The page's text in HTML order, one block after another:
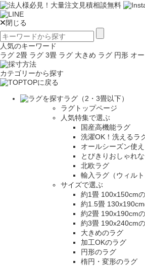
閉じる
人気のキーワード
ラグ 2畳 ラグ 3畳 ラグ 大きめ ラグ 円形 オ
カテゴリーから探す
TOPに戻る
ラグ（2・3畳以下）
ラグトップページ
人気特集で選ぶ
国産高機能ラグ
洗濯OK！洗えるラ
オールシーズン使
とびきりおしゃれ
北欧ラグ
輸入ラグ（ウィル
サイズで選ぶ
約1畳 100x150cm
約1.5畳
約2畳 190x190cm
約3畳 190x240cm
大きめのラグ
加工OKのラグ
円形のラグ
楕円・変形のラグ